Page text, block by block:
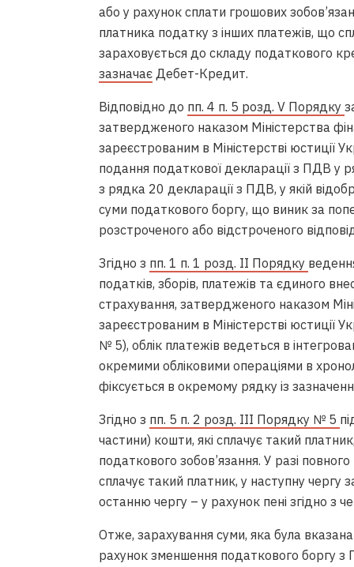
або у рахунок сплати грошових
платника податку з інших платежів, що
зараховується до складу податкового
зазначає Дебет-Кредит.
Відповідно до пп. 4 п. 5 розд. V Порядку
затвердженого наказом Міністерства
зареєстрованим в Міністерстві
подання податкової декларації з ПДВ у
з рядка 20 декларації з ПДВ, у якій
суми податкового боргу, що виник за
розстроченого або відстроченого
Згідно з пп. 1 п. 1 розд. ІІ Порядку
податків, зборів, платежів та єдиного
страхування, затвердженого наказом
зареєстрованим в Міністерстві
№ 5), облік платежів ведеться в
окремими обліковими операціями в
фіксується в окремому рядку із
Згідно з пп. 5 п. 2 розд. ІIІ Порядку № 5
частини) кошти, які сплачує такий
податкового зобов’язання. У разі
сплачує такий платник, у наступну
останню чергу – у рахунок пені згідно з
Отже, зарахування суми, яка була
рахунок зменшення податкового боргу